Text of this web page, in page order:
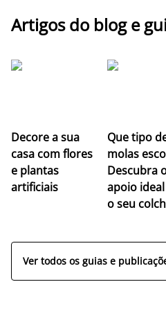
Artigos do blog e
Decore a sua
casa com flores
e plantas
artificiais
Que tipo
molas
Descubra
apoio
o seu
Ver todos os guias e